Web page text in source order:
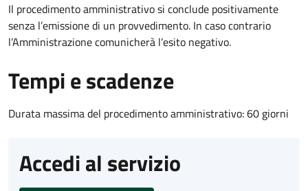
Il procedimento amministrativo si conclude positivamente
senza l’emissione di un provvedimento. In caso contrario
l’Amministrazione comunicherà l’esito negativo.
Tempi e scadenze
Durata massima del procedimento amministrativo: 60 giorni
Accedi al servizio